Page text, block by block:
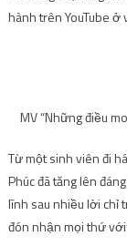
hành trên YouTube ở
MV “Những điều
Từ một sinh viên đi
Phúc đã tăng lên
lĩnh sau nhiều lời chỉ
đón nhận mọi thứ